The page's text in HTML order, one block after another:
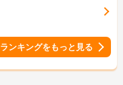
ランキングをもっと見る